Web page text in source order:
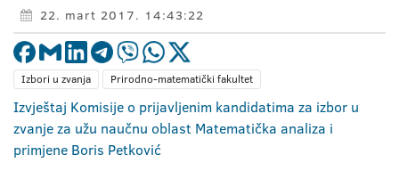
22. mart 2017. 14:43:22
Izbori u zvanja Prirodno-matematički fakultet
Izvještaj Komisije o prijavljenim kandidatima za izbor u
zvanje za užu naučnu oblast Matematička analiza i
primjene Boris Petković